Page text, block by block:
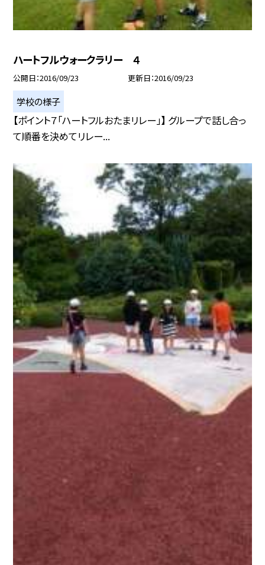
ハートフルウォークラリー ４
公開日 2016/09/23 更新日 2016/09/23
学校の様子
【ポイント７「ハートフルおたまリレー」】 グループで話し合っ
て順番を決めてリレー...